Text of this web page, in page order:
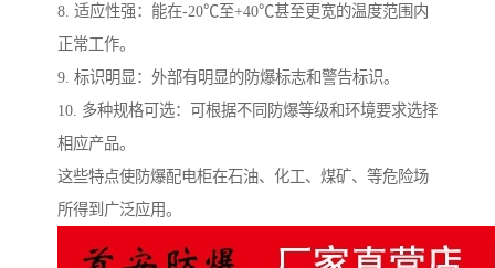
8. 适应性强：能在-20℃至+40℃甚至更宽的温度范围内
正常工作。
9. 标识明显：外部有明显的防爆标志和警告标识。
10. 多种规格可选：可根据不同防爆等级和环境要求选择
相应产品。
这些特点使防爆配电柜在石油、化工、煤矿、等危险场
所得到广泛应用。